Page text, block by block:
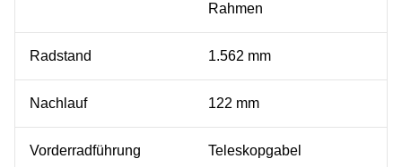
Rahmen
Radstand 1.562 mm
Nachlauf 122 mm
Vorderradführung Teleskopgabel